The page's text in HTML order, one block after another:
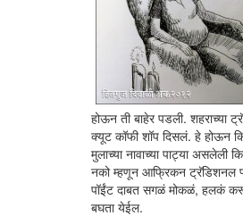
होऊन ती बाहेर पडली.
क्यूट कॉफी शॉप दिसलं. हे होऊन
मुलाच्या नावाच्या पाट्या
नको म्हणून आफ्रिकन ट्रॅडिशनल
पॉईंट दाबत सगळं मोकळं, हलकं
बघता येईल.